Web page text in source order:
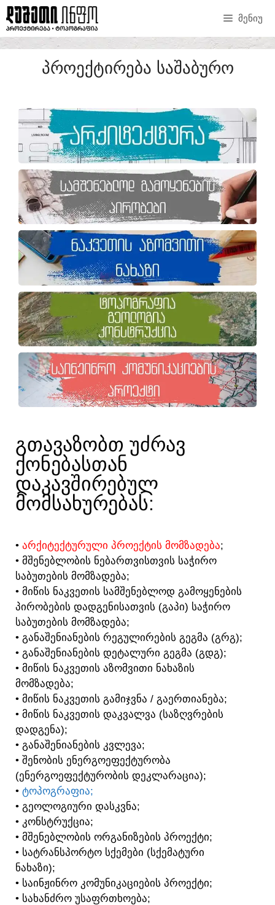
ᲛᲔᲜᲘᲣ
ᲞᲠᲝᲔᲥᲢᲘᲠᲔᲑᲐ ᲡᲐᲨᲐᲑᲣᲠᲝ
ᲒᲗᲐᲕᲐᲖᲝᲑᲗ ᲣᲫᲠᲐᲕ
ᲥᲝᲜᲔᲑᲐᲡᲗᲐᲜ
ᲓᲐᲙᲐᲕᲨᲘᲠᲔᲑᲣᲚ
ᲛᲝᲛᲡᲐᲮᲣᲠᲔᲑᲐᲡ:​
• ᲐᲠᲥᲘᲢᲔᲥᲢᲣᲠᲣᲚᲘ ᲞᲠᲝᲔᲥᲢᲘᲡ ᲛᲝᲛᲖᲐᲓᲔᲑᲐ;
• ᲛᲨᲔᲜᲔᲑᲚᲝᲑᲘᲡ ᲜᲔᲑᲐᲠᲗᲕᲘᲡᲗᲕᲘᲡ ᲡᲐᲭᲘᲠᲝ
ᲡᲐᲑᲣᲗᲔᲑᲘᲡ ᲛᲝᲛᲖᲐᲓᲔᲑᲐ;
• ᲛᲘᲬᲘᲡ ᲜᲐᲙᲕᲔᲗᲘᲡ ᲡᲐᲛᲨᲔᲜᲔᲑᲚᲝᲓ ᲒᲐᲛᲝᲧᲔᲜᲔᲑᲘᲡ
ᲞᲘᲠᲝᲑᲔᲑᲘᲡ ᲓᲐᲓᲒᲔᲜᲘᲡᲐᲗᲕᲘᲡ (ᲒᲐᲞᲘ) ᲡᲐᲭᲘᲠᲝ
ᲡᲐᲑᲣᲗᲔᲑᲘᲡ ᲛᲝᲛᲖᲐᲓᲔᲑᲐ;
• ᲒᲐᲜᲐᲨᲔᲜᲘᲐᲜᲔᲑᲘᲡ ᲠᲔᲒᲣᲚᲘᲠᲔᲑᲘᲡ ᲒᲔᲒᲛᲐ (ᲒᲠᲒ);
• ᲒᲐᲜᲐᲨᲔᲜᲘᲐᲜᲔᲑᲘᲡ ᲓᲔᲢᲐᲚᲣᲠᲘ ᲒᲔᲒᲛᲐ (ᲒᲓᲒ);
• ᲛᲘᲬᲘᲡ ᲜᲐᲙᲕᲔᲗᲘᲡ ᲐᲖᲝᲛᲕᲘᲗᲘ ᲜᲐᲮᲐᲖᲘᲡ
ᲛᲝᲛᲖᲐᲓᲔᲑᲐ;
• ᲛᲘᲬᲘᲡ ᲜᲐᲙᲕᲔᲗᲘᲡ ᲒᲐᲛᲘᲯᲕᲜᲐ / ᲒᲐᲔᲠᲗᲘᲐᲜᲔᲑᲐ;
• ᲛᲘᲬᲘᲡ ᲜᲐᲙᲕᲔᲗᲘᲡ ᲓᲐᲙᲕᲐᲚᲕᲐ (ᲡᲐᲖᲦᲕᲠᲔᲑᲘᲡ
ᲓᲐᲓᲒᲔᲜᲐ);
• ᲒᲐᲜᲐᲨᲔᲜᲘᲐᲜᲔᲑᲘᲡ ᲙᲕᲚᲔᲕᲐ;
• ᲨᲔᲜᲝᲑᲘᲡ ᲔᲜᲔᲠᲒᲝᲔᲤᲔᲥᲢᲣᲠᲝᲑᲐ
(ᲔᲜᲔᲠᲒᲝᲔᲤᲔᲥᲢᲣᲠᲝᲑᲘᲡ ᲓᲔᲙᲚᲐᲠᲐᲪᲘᲐ);
• ᲢᲝᲞᲝᲒᲠᲐᲤᲘᲐ;
• ᲒᲔᲝᲚᲝᲒᲘᲣᲠᲘ ᲓᲐᲡᲙᲕᲜᲐ;
• ᲙᲝᲜᲡᲢᲠᲣᲥᲪᲘᲐ;
• ᲛᲨᲔᲜᲔᲑᲚᲝᲑᲘᲡ ᲝᲠᲒᲐᲜᲘᲖᲔᲑᲘᲡ ᲞᲠᲝᲔᲥᲢᲘ;
• ᲡᲐᲢᲠᲐᲜᲡᲞᲝᲠᲢᲝ ᲡᲥᲔᲛᲔᲑᲘ (ᲡᲥᲔᲛᲐᲢᲣᲠᲘ
ᲜᲐᲮᲐᲖᲘ);
• ᲡᲐᲘᲜᲟᲘᲜᲠᲝ ᲙᲝᲛᲣᲜᲘᲙᲐᲪᲘᲔᲑᲘᲡ ᲞᲠᲝᲔᲥᲢᲘ;
• ᲡᲐᲮᲐᲜᲫᲠᲝ ᲣᲡᲐᲤᲠᲗᲮᲝᲔᲑᲐ;